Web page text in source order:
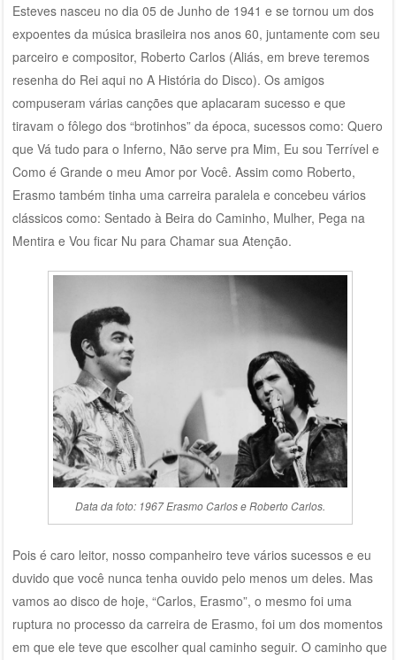
Esteves nasceu no dia 05 de Junho de 1941 e se tornou um dos
expoentes da música brasileira nos anos 60, juntamente com seu
parceiro e compositor, Roberto Carlos (Aliás, em breve teremos
resenha do Rei aqui no A História do Disco). Os amigos
compuseram várias canções que aplacaram sucesso e que
tiravam o fôlego dos “brotinhos” da época, sucessos como: Quero
que Vá tudo para o Inferno, Não serve pra Mim, Eu sou Terrível e
Como é Grande o meu Amor por Você. Assim como Roberto,
Erasmo também tinha uma carreira paralela e concebeu vários
clássicos como: Sentado à Beira do Caminho, Mulher, Pega na
Mentira e Vou ficar Nu para Chamar sua Atenção.
Data da foto: 1967 Erasmo Carlos e Roberto Carlos.
Pois é caro leitor, nosso companheiro teve vários sucessos e eu
duvido que você nunca tenha ouvido pelo menos um deles. Mas
vamos ao disco de hoje, “Carlos, Erasmo”, o mesmo foi uma
ruptura no processo da carreira de Erasmo, foi um dos momentos
em que ele teve que escolher qual caminho seguir. O caminho que